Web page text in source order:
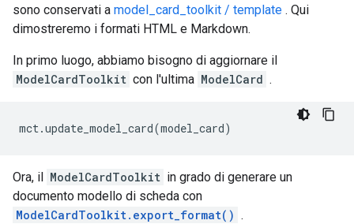
sono conservati a model_card_toolkit / template . Qui
dimostreremo i formati HTML e Markdown.
In primo luogo, abbiamo bisogno di aggiornare il
ModelCardToolkit con l'ultima ModelCard .
mct.update_model_card(model_card)
Ora, il ModelCardToolkit in grado di generare un
documento modello di scheda con
ModelCardToolkit.export_format() .